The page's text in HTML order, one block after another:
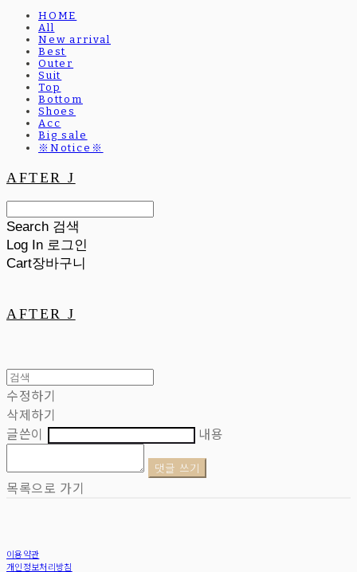
HOME
All
New arrival
Best
Outer
Suit
Top
Bottom
Shoes
Acc
Big sale
※Notice※
AFTER J
Search 검색
Log In 로그인
Cart장바구니
AFTER J
수정하기
삭제하기
글쓴이
내용
댓글 쓰기
목록으로 가기
이용약관
개인정보처리방침